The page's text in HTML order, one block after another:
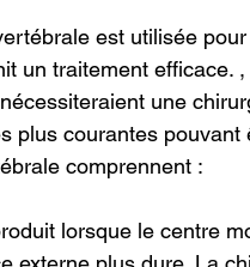
est utilisée
un traitement efficace.
une
plus courantes pouvant
comprennent :
lorsque le centre